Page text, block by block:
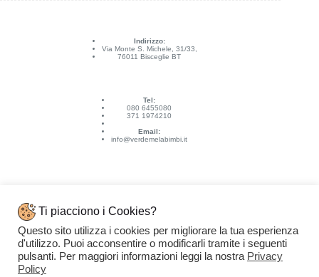
Indirizzo:
Via Monte S. Michele, 31/33,
76011 Bisceglie BT
Tel:
080 6455080
371 1974210
Email:
info@verdemelabimbi.it
Link Utili
Spedizioni e pagamenti
Condizioni di vendita
Ti piacciono i Cookies?
Questo sito utilizza i cookies per migliorare la tua esperienza
d'utilizzo. Puoi acconsentire o modificarli tramite i seguenti
pulsanti. Per maggiori informazioni leggi la nostra Privacy
Policy